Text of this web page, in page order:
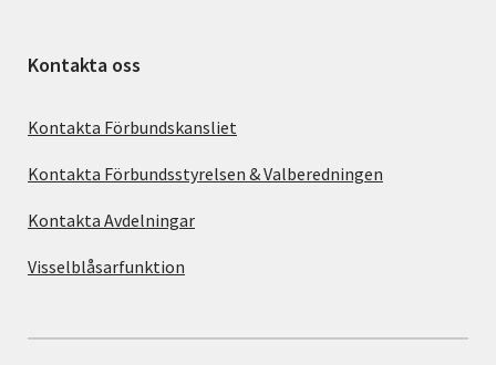
Kontakta oss
Kontakta Förbundskansliet
Kontakta Förbundsstyrelsen & Valberedningen
Kontakta Avdelningar
Visselblåsarfunktion